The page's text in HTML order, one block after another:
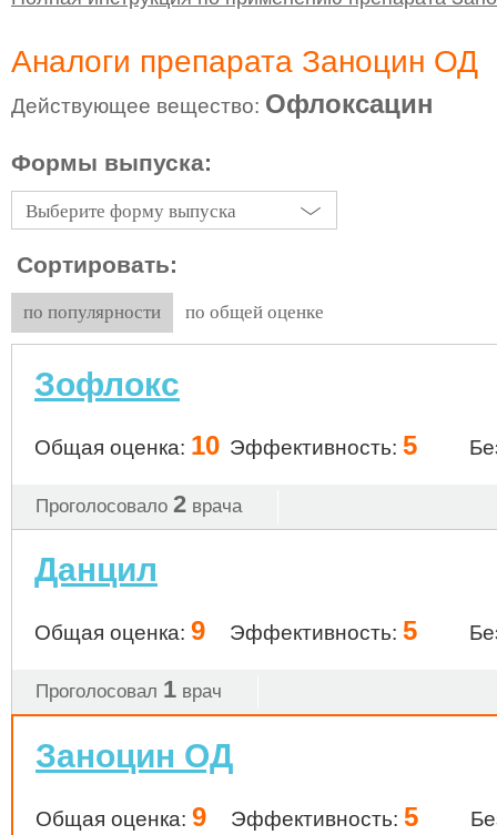
Аналоги препарата Заноцин ОД
Действующее вещество: Офлоксацин
Формы выпуска:
Выберите форму выпуска
Сортировать:
по популярности по общей оценке
Зофлокс
Общая оценка: 10 Эффективность: 5
Проголосовало 2 врача
Данцил
Общая оценка: 9 Эффективность: 5
Проголосовал 1 врач
Заноцин ОД
Общая оценка: 9 Эффективность: 5